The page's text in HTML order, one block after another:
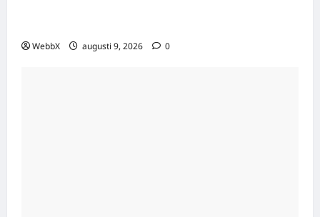
WebbX augusti 9, 2026 0